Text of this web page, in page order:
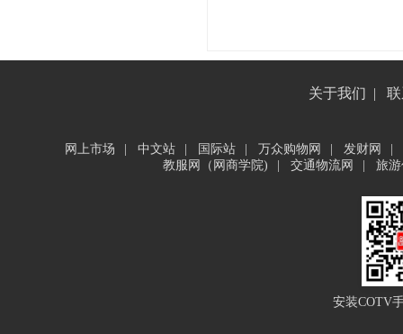
关于我们 |
网上市场 中文站 国际站 万众购物网 发财网
教服网（网商学院)
交通物流网 旅
安装COTV